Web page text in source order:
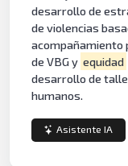
desarrollo de
de violencias
acompañamiento
de VBG y equidad
desarrollo de
humanos.
Asistente IA